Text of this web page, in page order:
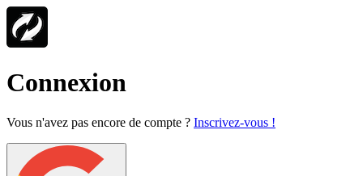
Connexion
Vous n'avez pas encore de compte ? Inscrivez-vous !